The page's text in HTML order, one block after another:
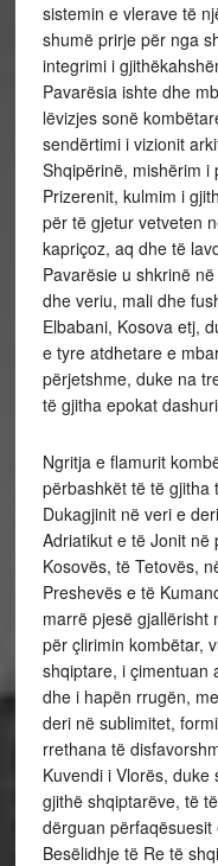
sistemin e vlerave të
shumë prirje për nga
integrimi i
Pavarësia ishte dhe
lëvizjes sonë
sendërtimi i vizionit
Shqipërinë, mishërim i
Prizerenit, kulmim i
për të gjetur vetveten
kapriçoz, aq dhe të
Pavarësie u shkrinë
dhe veriu, mali dhe
Elbabani, Kosova etj,
e tyre atdhetare e
përjetshme, duke na
të gjitha epokat
Ngritja e flamurit
përbashkët të të gjitha
Dukagjinit në veri e
Adriatikut e të Jonit
Kosovës, të Tetovës,
Preshevës e të
marrë pjesë gjallërisht
për çlirimin kombëtar,
shqiptare, i çimentuan
dhe i hapën rrugën,
deri në sublimitet,
rrethana të
Kuvendi i Vlorës,
gjithë shqiptarëve, të
dërguan
Besëlidhje të Re të